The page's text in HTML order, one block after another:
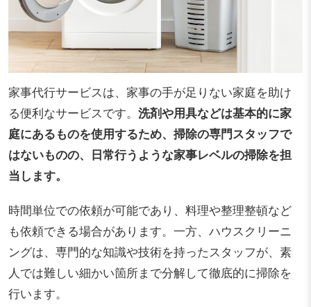
家事代行サービスは、家事の手が足りない家庭を助け
る便利なサービスです。 洗剤や用具などは基本的に家
庭にあるものを使用するため、掃除の専門スタッフで
はないものの、日常行うような家事レベルの掃除を担
当します。
時間単位での依頼が可能であり、料理や整理整頓など
も依頼できる場合があります。一方、ハウスクリーニ
ングは、専門的な知識や技術を持ったスタッフが、素
人では難しい細かい箇所まで分解して徹底的に掃除を
行います。